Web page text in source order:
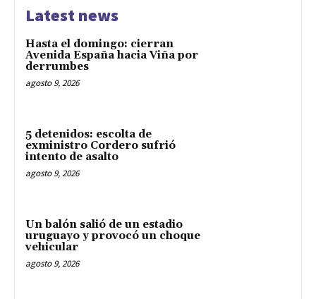
Latest news
Hasta el domingo: cierran
Avenida España hacia Viña por
derrumbes
agosto 9, 2026
5 detenidos: escolta de
exministro Cordero sufrió
intento de asalto
agosto 9, 2026
Un balón salió de un estadio
uruguayo y provocó un choque
vehicular
agosto 9, 2026